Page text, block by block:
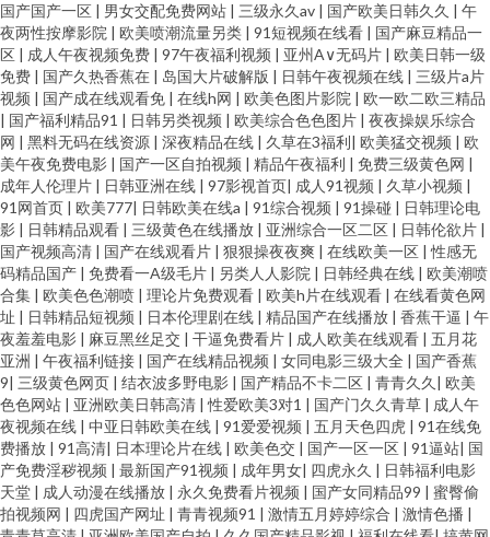
国产国产一区 | 男女交配免费网站 | 三级永久av | 国产欧美日韩久久 | 午
夜两性按摩影院 | 欧美喷潮流量另类 | 91短视频在线看 | 国产麻豆精品一
区 | 成人午夜视频免费 | 97午夜福利视频 | 亚州A∨无码片 | 欧美日韩一级
免费 | 国产久热香蕉在 | 岛国大片破解版 | 日韩午夜视频在线 | 三级片a片
视频 | 国产成在线观看免 | 在线h网 | 欧美色图片影院 | 欧一欧二欧三精品
| 国产福利精品91 | 日韩另类视频 | 欧美综合色色图片 | 夜夜操娱乐综合
网 | 黑料无码在线资源 | 深夜精品在线 | 久草在3福利| 欧美猛交视频 | 欧
美午夜免费电影 | 国产一区自拍视频 | 精品午夜福利 | 免费三级黄色网 |
成年人伦理片 | 日韩亚洲在线 | 97影视首页| 成人91视频 | 久草小视频 |
91网首页 | 欧美777| 日韩欧美在线a | 91综合视频 | 91操碰 | 日韩理论电
影 | 日韩精品观看 | 三级黄色在线播放 | 亚洲综合一区二区 | 日韩伦欲片 |
国产视频高清 | 国产在线观看片 | 狠狠操夜夜爽 | 在线欧美一区 |性感无
码精品国产 | 免费看一A级毛片 | 另类人人影院 | 日韩经典在线 | 欧美潮喷
合集 | 欧美色色潮喷 | 理论片免费观看 | 欧美h片在线观看 | 在线看黄色网
址 | 日韩精品短视频 | 日本伦理剧在线 | 精品国产在线播放 | 香蕉干逼 | 午
夜羞羞电影 | 麻豆黑丝足交 | 干逼免费看片 | 成人欧美在线观看 | 五月花
亚洲 | 午夜福利链接 | 国产在线精品视频 | 女同电影三级大全 | 国产香蕉
9| 三级黄色网页 | 结衣波多野电影 | 国产精品不卡二区 | 青青久久 | 欧美
色色网站 | 亚洲欧美日韩高清 |性爱欧美3对1 | 国产门久久青草 | 成人午
夜视频在线 | 中亚日韩欧美在线 | 91爱爱视频 | 五月天色四虎 | 91在线免
费播放 | 91高清| 日本理论片在线 | 欧美色交 | 国产一区一区 | 91逼站| 国
产免费淫秽视频 | 最新国产91视频 | 成年男女| 四虎永久 | 日韩福利电影
天堂 | 成人动漫在线播放 | 永久免费看片视频 | 国产女同精品99 | 蜜臀偷
拍视频网 | 四虎国产网址 | 青青视频91 | 激情五月婷婷综合 | 激情色播 |